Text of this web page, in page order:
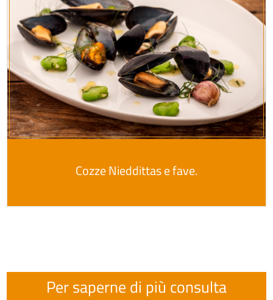
Cozze Nieddittas e fave.
Per saperne di più consulta